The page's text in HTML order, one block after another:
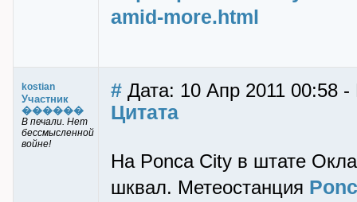
amid-more.html
kostian
Участник
������
В печали. Нет
бессмысленной
войне!
# Дата: 10 Апр 2011 00:58
Цитата
На Ponca City в штате
шквал. Метеостанция